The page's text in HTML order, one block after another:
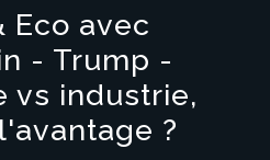
Video
Eco avec
- Trump -
vs industrie,
?